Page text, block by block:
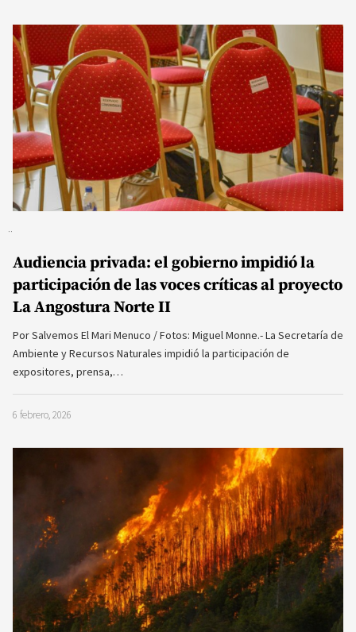
Audiencia privada: el gobierno impidió la
participación de las voces críticas al proyecto
La Angostura Norte II
Por Salvemos El Mari Menuco / Fotos: Miguel Monne.- La Secretaría de
Ambiente y Recursos Naturales impidió la participación de
expositores, prensa,…
6 febrero, 2026